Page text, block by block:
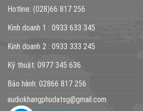
Hotline: (028)66 817 256
Kinh doanh 1 : 0933 633 345
Kinh doanh 2 : 0933 333 245
Kỹ thuật: 0977 345 636
Bảo hành: 02866 817 256
audiokhangphudatsg@gmail.com